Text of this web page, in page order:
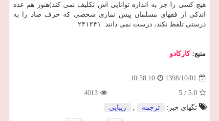
هیچ كسی را جز به اندازه توانایی اش تكلیف نمی كند)هنوز هم عده
اندكی از فقهای مسلمان پیش نمازی شخصی كه حرف ضاد را به
درستی تلفظ نكند، درست نمی دانند. ۲۴۱۲۴۱
منبع:كاركادو
1398/10/01
10:58:10
5.0
/
5
4013
تگهای خبر:
ترجمه , زیبایی